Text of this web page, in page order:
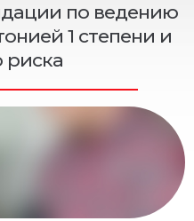
по ведению
1 степени и
риска